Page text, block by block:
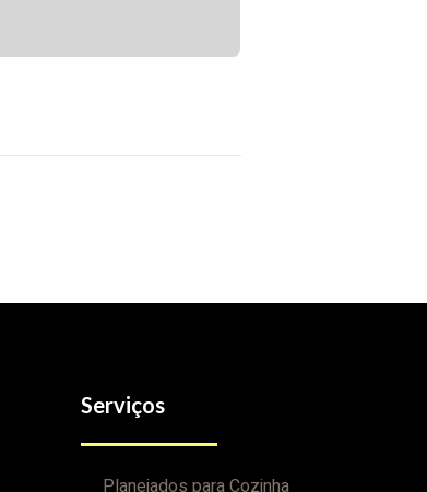
Serviços
Planejados para Cozinha